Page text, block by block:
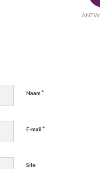
Naam *
E-mail *
Site